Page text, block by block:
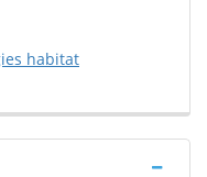
habitat